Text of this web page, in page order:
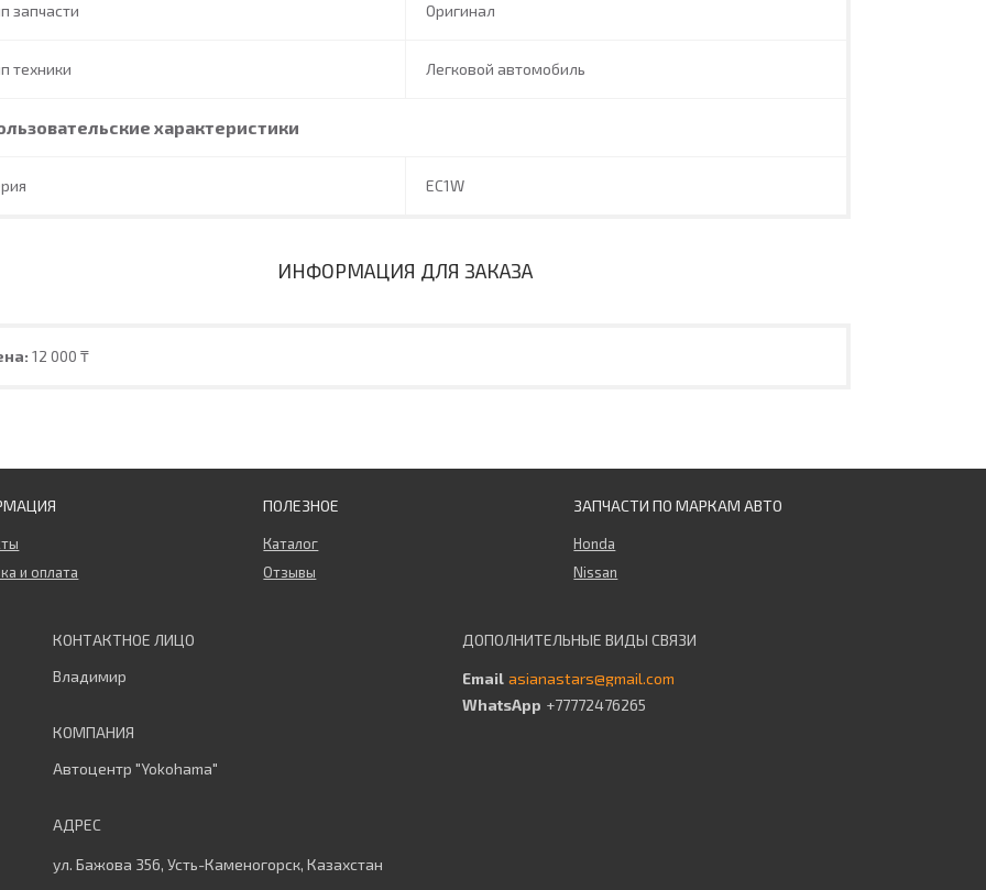
запчасти Оригинал
техники Легковой автомобиль
характеристики
EC1W
ИНФОРМАЦИЯ ДЛЯ ЗАКАЗА
12 000 ₸
и оплата
ПОЛЕЗНОЕ
Каталог
Отзывы
ЗАПЧАСТИ ПО МАРКАМ АВТО
Honda
Nissan
Владимир
Автоцентр "Yokohama"
ул. Бажова 356, Усть-Каменогорск, Казахстан
asianastars@gmail.com
+77772476265